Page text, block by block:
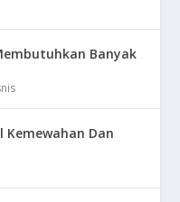
Banyak
Kemewahan Dan